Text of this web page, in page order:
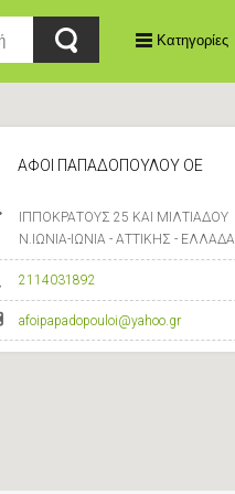
Κατηγορίες
ΑΦΟΙ ΠΑΠΑΔΟΠΟΥΛΟΥ ΟΕ
ΙΠΠΟΚΡΑΤΟΥΣ 25 ΚΑΙ ΜΙΛΤΙΑΔΟΥ
Ν.ΙΩΝΙΑ-ΙΩΝΙΑ - ΑΤΤΙΚΗΣ - ΕΛΛΑΔΑ
2114031892
afoipapadopouloi@yahoo.gr